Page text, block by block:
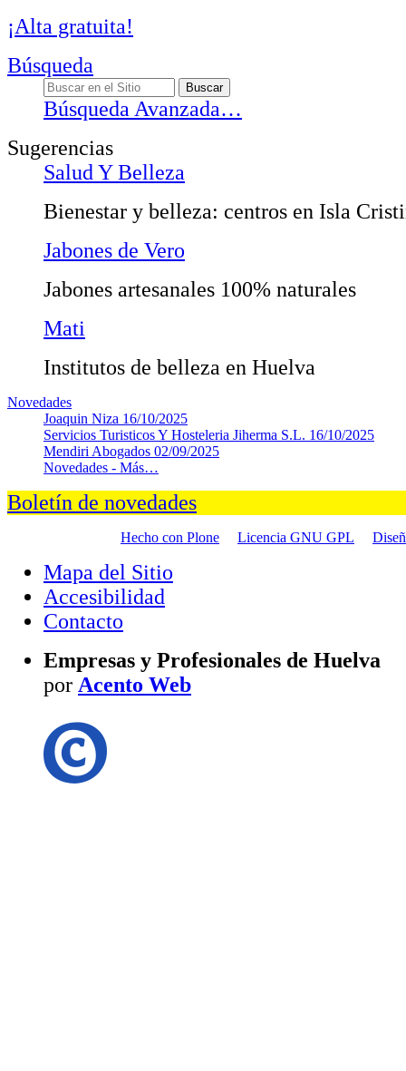
¡Alta gratuita!
Búsqueda
Búsqueda Avanzada…
Sugerencias
Salud Y Belleza
Bienestar y belleza: centros en Isla
Jabones de Vero
Jabones artesanales 100% naturales
Mati
Institutos de belleza en Huelva
Novedades
Joaquin Niza 16/10/2025
Servicios Turisticos Y Hosteleria Jiherma S.L. 16/10/2025
Mendiri Abogados 02/09/2025
Novedades - Más…
Boletín de novedades
Hecho con Plone Licencia GNU GPL
Mapa del Sitio
Accesibilidad
Contacto
Empresas y Profesionales de Huelva
por Acento Web